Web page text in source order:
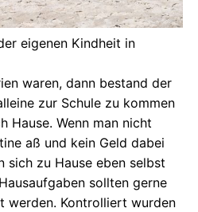
eigenen Kindheit in
waren, dann bestand der
zur Schule zu kommen
Hause. Wenn man nicht
aß und kein Geld dabei
sich zu Hause eben selbst
sollten gerne
werden. Kontrolliert wurden